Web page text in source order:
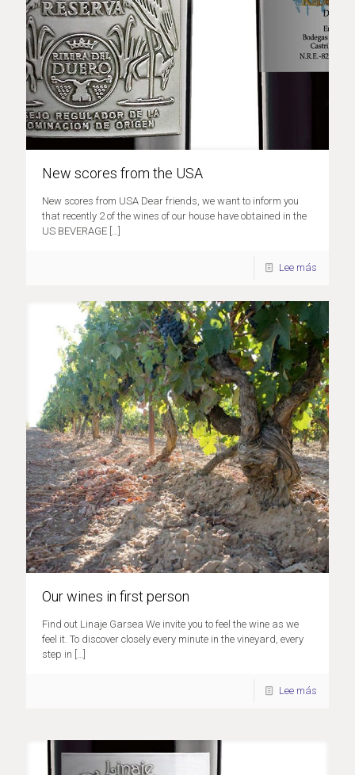
New scores from the USA
New scores from USA Dear friends, we want to inform you
that recently 2 of the wines of our house have obtained in the
US BEVERAGE […]
Lee más
Our wines in first person
Find out Linaje Garsea We invite you to feel the wine as we
feel it. To discover closely every minute in the vineyard, every
step in […]
Lee más